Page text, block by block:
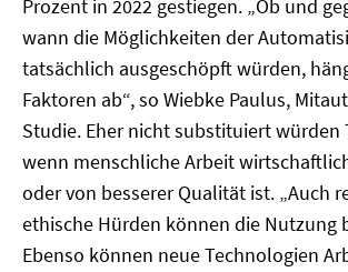
Prozent in 2022 gestiegen. „Ob und
wann die Möglichkeiten der
tatsächlich ausgeschöpft würden,
Faktoren ab“, so Wiebke Paulus,
Studie. Eher nicht substituiert würden
wenn menschliche Arbeit
oder von besserer Qualität ist. „Auch
ethische Hürden können die Nutzung
Ebenso können neue Technologien